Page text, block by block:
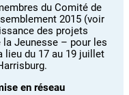
du Comité de
2015 (voir
des projets
Jeunesse – pour les
lieu du 17 au 19 juillet
en réseau